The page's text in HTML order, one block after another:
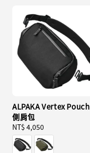
ALPAKA Vertex Pouch
側肩包
Regular
price
NT$ 4,050